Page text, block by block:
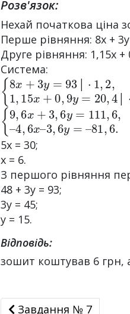
Розв'язок:
Нехай початкова ціна
Перше рівняння: 8х +
Друге рівняння: 1,15х +
Система:
{8x+ 3y=93│⋅1 ,2 , 1,15
4);
{9,6x+ 3, 6y=111 ,6,–
4,6x–3,6 y=–81, 6.
5x = 30;
х = 6.
З першого рівняння
48 + 3у = 93;
3y = 45;
у = 15.
Відповідь:
зошит коштував 6 грн,
Завдання № 7
Завдання № 7